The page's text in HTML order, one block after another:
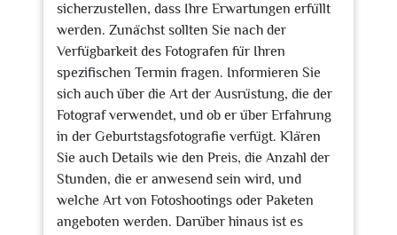
sicherzustellen, dass Ihre Erwartungen erfüllt
werden. Zunächst sollten Sie nach der
Verfügbarkeit des Fotografen für Ihren
spezifischen Termin fragen. Informieren Sie
sich auch über die Art der Ausrüstung, die der
Fotograf verwendet, und ob er über Erfahrung
in der Geburtstagsfotografie verfügt. Klären
Sie auch Details wie den Preis, die Anzahl der
Stunden, die er anwesend sein wird, und
welche Art von Fotoshootings oder Paketen
angeboten werden. Darüber hinaus ist es